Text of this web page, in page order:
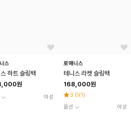
스
하트 슬링백
원
여성
로매니스
테니스 라켓 슬링백
168,000원
3.0(1)
옵션
여성